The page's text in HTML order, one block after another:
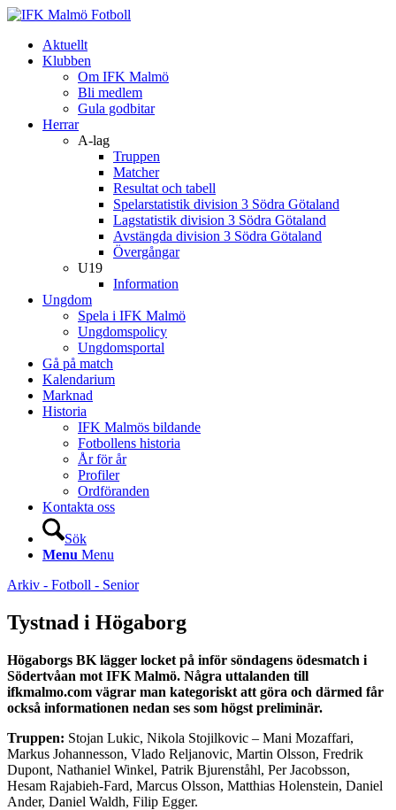
Aktuellt
Klubben
Om IFK Malmö
Bli medlem
Gula godbitar
Herrar
A-lag
Truppen
Matcher
Resultat och tabell
Spelarstatistik division 3 Södra Götaland
Lagstatistik division 3 Södra Götaland
Avstängda division 3 Södra Götaland
Övergångar
U19
Information
Ungdom
Spela i IFK Malmö
Ungdomspolicy
Ungdomsportal
Gå på match
Kalendarium
Marknad
Historia
IFK Malmös bildande
Fotbollens historia
År för år
Profiler
Ordföranden
Kontakta oss
Sök
Menu Menu
Arkiv - Fotboll - Senior
Tystnad i Högaborg
Högaborgs BK lägger locket på inför söndagens ödesmatch i
Södertvåan mot IFK Malmö. Några uttalanden till
ifkmalmo.com vägrar man kategoriskt att göra och därmed får
också informationen nedan ses som högst preliminär.
Truppen: Stojan Lukic, Nikola Stojilkovic – Mani Mozaffari,
Markus Johannesson, Vlado Reljanovic, Martin Olsson, Fredrik
Dupont, Nathaniel Winkel, Patrik Bjurenståhl, Per Jacobsson,
Hesam Rajabieh-Fard, Marcus Olsson, Matthias Holenstein, Daniel
Ander, Daniel Waldh, Filip Egger.